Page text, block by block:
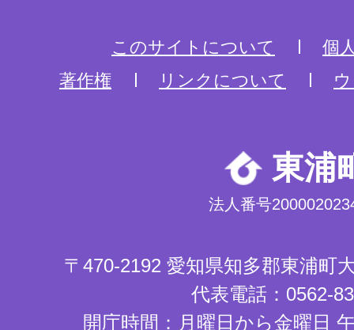
このサイトについて
個
著作権
リンクについて
東浦
法人番号
〒470-2192 愛知県知多郡東浦町
代表電話：0562-
開庁時間：月曜日から金曜日